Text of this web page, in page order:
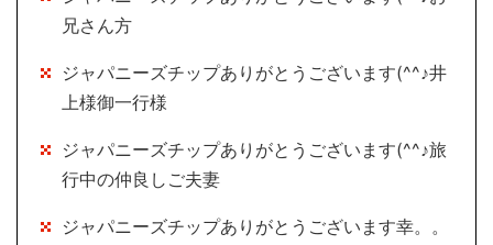
兄さん方
ジャパニーズチップありがとうございます(^^♪井
上様御一行様
ジャパニーズチップありがとうございます(^^♪旅
行中の仲良しご夫妻
ジャパニーズチップありがとうございます幸。。